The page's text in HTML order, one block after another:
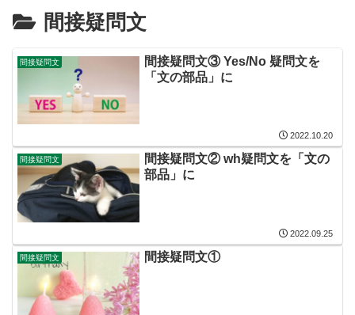
間接疑問文
間接疑問文
間接疑問文③ Yes/No 疑問文を
「文の部品」に
2022.10.20
間接疑問文
間接疑問文② wh疑問文を「文の
部品」に
2022.09.25
間接疑問文 間接疑問文①